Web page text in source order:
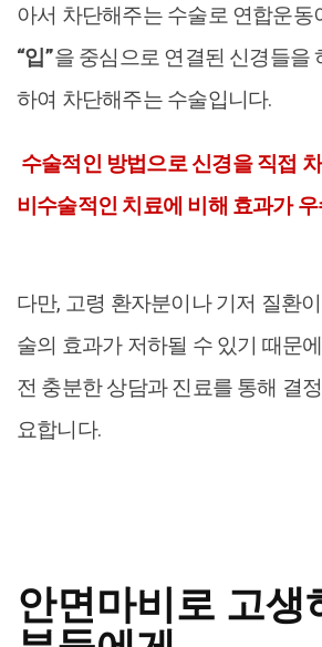
아서 차단해주는 수술로 연합운동
“입”을 중심으로 연결된 신경들을
하여 차단해주는 수술입니다.
수술적인 방법으로 신경을 직접
비수술적인 치료에 비해 효과가
다만, 고령 환자분이나 기저 질환
술의 효과가 저하될 수 있기 때문
전 충분한 상담과 진료를 통해 결
요합니다.
안면마비로 고생